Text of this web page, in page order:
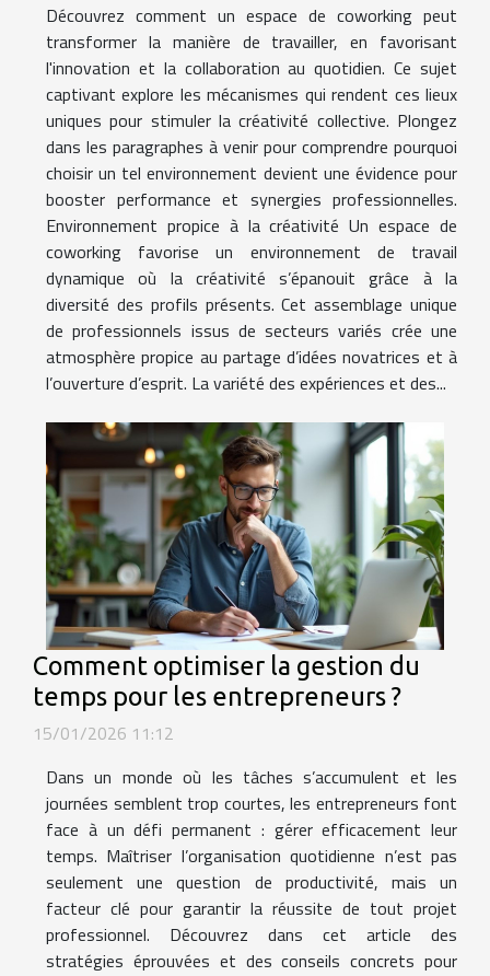
Découvrez comment un espace de coworking peut
transformer la manière de travailler, en favorisant
l'innovation et la collaboration au quotidien. Ce sujet
captivant explore les mécanismes qui rendent ces lieux
uniques pour stimuler la créativité collective. Plongez
dans les paragraphes à venir pour comprendre pourquoi
choisir un tel environnement devient une évidence pour
booster performance et synergies professionnelles.
Environnement propice à la créativité Un espace de
coworking favorise un environnement de travail
dynamique où la créativité s’épanouit grâce à la
diversité des profils présents. Cet assemblage unique
de professionnels issus de secteurs variés crée une
atmosphère propice au partage d’idées novatrices et à
l’ouverture d’esprit. La variété des expériences et des...
Comment optimiser la gestion du
temps pour les entrepreneurs ?
15/01/2026 11:12
Dans un monde où les tâches s’accumulent et les
journées semblent trop courtes, les entrepreneurs font
face à un défi permanent : gérer efficacement leur
temps. Maîtriser l’organisation quotidienne n’est pas
seulement une question de productivité, mais un
facteur clé pour garantir la réussite de tout projet
professionnel. Découvrez dans cet article des
stratégies éprouvées et des conseils concrets pour